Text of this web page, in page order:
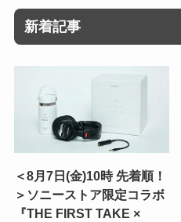
新着記事
＜8月7日(金)10時 先着順！
＞ソニーストア限定コラボ
『THE FIRST TAKE ×